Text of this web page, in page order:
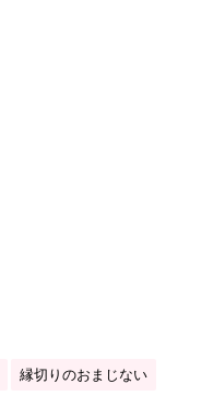
縁切りのおまじない